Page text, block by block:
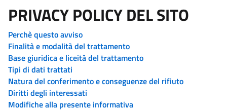
PRIVACY POLICY DEL SITO
Perchè questo avviso
Finalità e modalità del trattamento
Base giuridica e liceità del trattamento
Tipi di dati trattati
Natura del conferimento e conseguenze del rifiuto
Diritti degli interessati
Modifiche alla presente informativa